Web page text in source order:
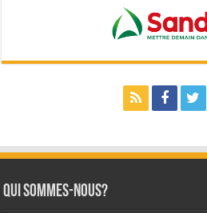
Qui sommes-nous?